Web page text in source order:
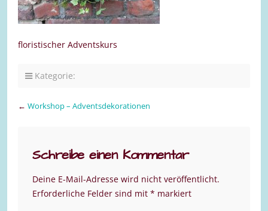
floristischer Adventskurs
Kategorie:
← Workshop – Adventsdekorationen
Schreibe einen Kommentar
Deine E-Mail-Adresse wird nicht veröffentlicht.
Erforderliche Felder sind mit * markiert